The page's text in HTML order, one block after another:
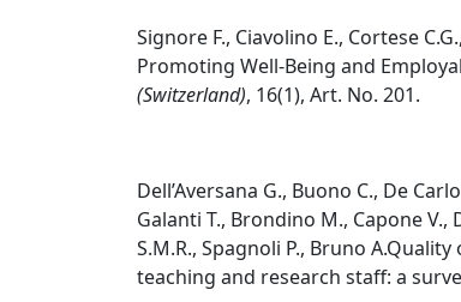
Signore F., Ciavolino E., Cortese
Promoting Well-Being and
(Switzerland), 16(1), Art. No. 201.
Dell’Aversana G., Buono C., De
Galanti T., Brondino M., Capone V.,
S.M.R., Spagnoli P., Bruno
teaching and research staff: a